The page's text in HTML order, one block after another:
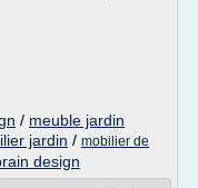
/ meuble jardin
jardin / mobilier de
design